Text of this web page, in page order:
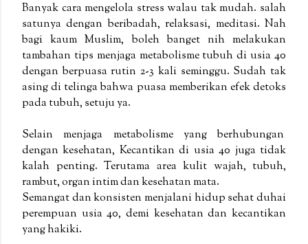
Banyak cara mengelola stress walau tak mudah. salah
satunya dengan beribadah, relaksasi, meditasi. Nah
bagi kaum Muslim, boleh banget nih melakukan
tambahan tips menjaga metabolisme tubuh di usia 40
dengan berpuasa rutin 2-3 kali seminggu. Sudah tak
asing di telinga bahwa puasa memberikan efek detoks
pada tubuh, setuju ya.
Selain menjaga metabolisme yang berhubungan
dengan kesehatan, Kecantikan di usia 40 juga tidak
kalah penting. Terutama area kulit wajah, tubuh,
rambut, organ intim dan kesehatan mata.
Semangat dan konsisten menjalani hidup sehat duhai
perempuan usia 40, demi kesehatan dan kecantikan
yang hakiki.